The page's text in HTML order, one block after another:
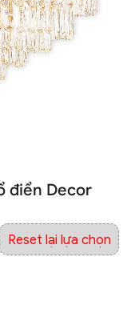
điển Decor
Vàng pha lê Trong
Reset lại lựa chọn